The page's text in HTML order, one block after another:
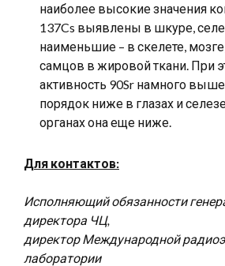
наиболее высокие значения
137Cs выявлены в шкуре,
наименьшие – в скелете,
самцов в жировой ткани. При
активность 90Sr намного выше
порядок ниже в глазах и
органах она еще ниже.
Для контактов:
Исполняющий обязанности
директора ЧЦ,
директор Международной
лаборатории